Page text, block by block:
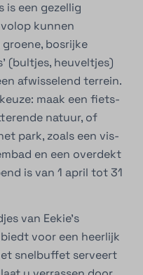
is een gezellig
kunnen
bosrijke
(bultjes, heuveltjes)
afwisselend terrein.
maak een fiets-
natuur, of
park, zoals een vis-
en een overdekt
is van 1 april tot 31
van Eekie's
voor een heerlijk
snelbuffet serveert